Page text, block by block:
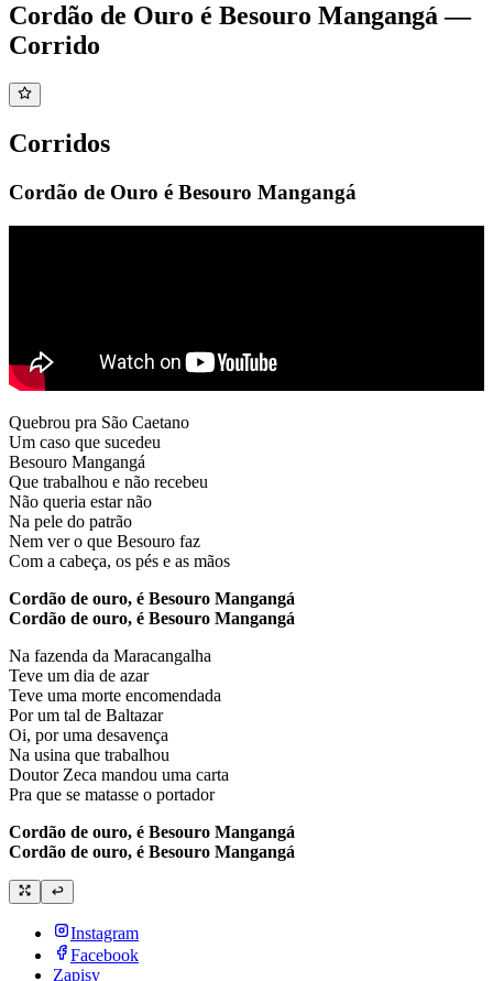
Cordão de Ouro é Besouro Mangangá —
Corrido
Corridos
Cordão de Ouro é Besouro Mangangá
Quebrou pra São Caetano
Um caso que sucedeu
Besouro Mangangá
Que trabalhou e não recebeu
Não queria estar não
Na pele do patrão
Nem ver o que Besouro faz
Com a cabeça, os pés e as mãos
Cordão de ouro, é Besouro Mangangá
Cordão de ouro, é Besouro Mangangá
Na fazenda da Maracangalha
Teve um dia de azar
Teve uma morte encomendada
Por um tal de Baltazar
Oi, por uma desavença
Na usina que trabalhou
Doutor Zeca mandou uma carta
Pra que se matasse o portador
Cordão de ouro, é Besouro Mangangá
Cordão de ouro, é Besouro Mangangá
Instagram
Facebook
Zapisy